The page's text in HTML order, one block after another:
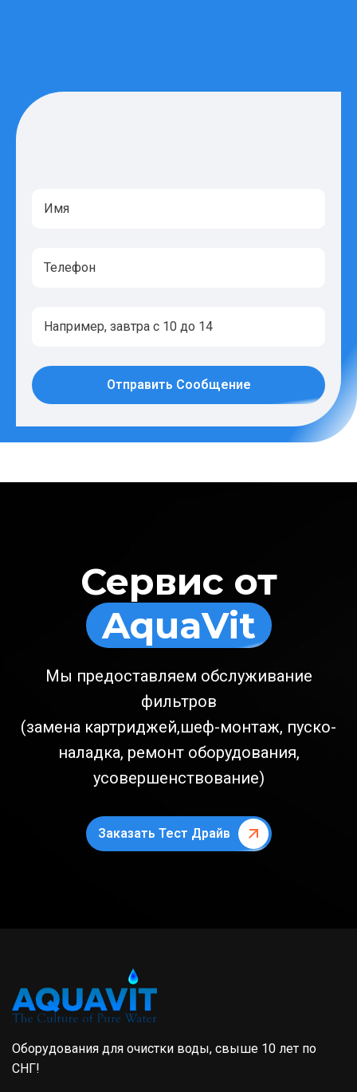
Отправить Сообщение
Сервис от
AquaVit
Мы предоставляем обслуживание
фильтров
(замена картриджей,шеф-монтаж, пуско-
наладка, ремонт оборудования,
усовершенствование)
Заказать Тест Драйв
Оборудования для очистки воды, свыше 10 лет по
СНГ!